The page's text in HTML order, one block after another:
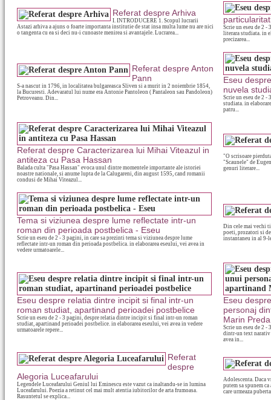
Referat despre Arhiva
I. INTRODUCERE 1. Scopul lucrarii
Astazi arhiva a ajuns o foarte importanta institutie de stat insa multa lume nu are nici
o tangenta cu ea si deci nu-i cunoaste menirea si avantajele. Lucrarea...
Scrie un eseu de 2
literara studiata. in
precizarea...
Referat despre Anton
Pann
S-a nascut in 1796, in localitatea bulgareasca Sliven si a murit in 2 noiembrie 1854,
la Bucuresti. Adevaratul lui nume era Antonie Pantoleon ( Pantaleon sau Pandoleon)
Petroveanu. Din...
Eseu
nuvela
Scrie un eseu de 2
studiata. in
patru...
Referat despre Caracterizarea lui Mihai Viteazul in
antiteza cu Pasa Hassan
Balada culta "Pasa Hassan" evoca unul dintre momentele importante ale istoriei
noastre nationale, si anume lupta de la Calugareni, din august 1595, cand romanii
condusi de Mihai Viteazul...
"O scrisoare
"Scaunele" de
genuri literare...
Tema si viziunea despre lume reflectate intr-un
roman din perioada postbelica - Eseu
Scrie un eseu de 2 - 3 pagini, in care sa prezinti tema si viziunea despre lume
reflectate intr-un roman din perioada postbelica. in elaborarea eseului, vei avea in
vedere urmatoarele...
Din cele mai vechi
poeti, prozatori si
instantaneu in al 9-
Eseu despre relatia dintre incipit si final intr-un
roman studiat, apartinand perioadei postbelice
Scrie un eseu de 2 - 3 pagini, despre relatia dintre incipit si final intr-un roman
studiat, apartinand perioadei postbelice. in elaborarea eseului, vei avea in vedere
urmatoarele repere...
Eseu
personaj
Marin Preda
Scrie un eseu de 2
dintr-un text narativ
avea in...
Referat
despre
Alegoria Luceafarului
Legendele Luceafarului Geniul lui Eminescu este vazut ca inaltandu-se in lumina
Luceafarului. Poezia a retinut cel mai mult atentia iubitorilor de arta frumoasa.
Rasuntetul se explica...
Adolescenta. Daca
putem sa spunem
care urmeaza